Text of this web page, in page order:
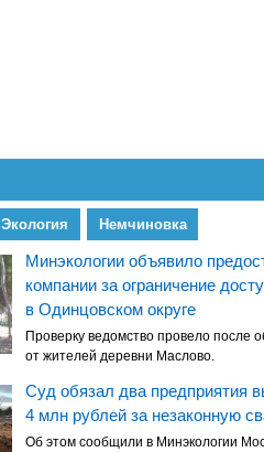
Экология Немчиновка
Минэкологии объявило
компании за ограничение
в Одинцовском округе
Проверку ведомство провело после
от жителей деревни Маслово.
Суд обязал два предприятия
4 млн рублей за незаконную
Об этом сообщили в Минэкологии